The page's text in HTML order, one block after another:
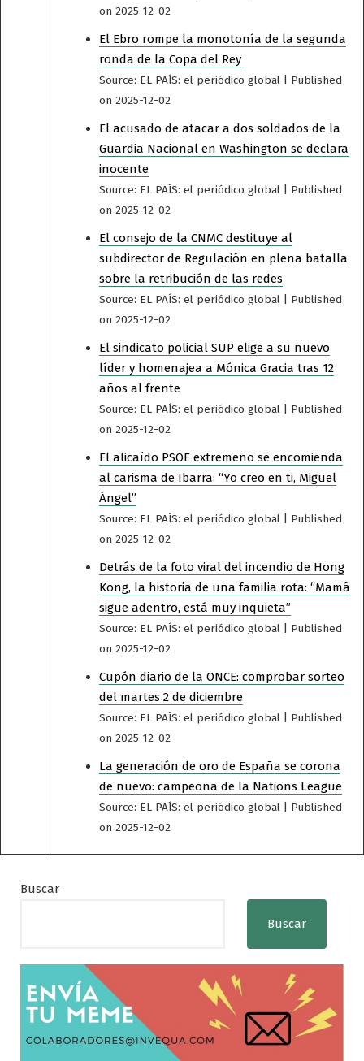
on 2025-12-02
El Ebro rompe la monotonía de la segunda
ronda de la Copa del Rey
Source: EL PAÍS: el periódico global
Published
on 2025-12-02
El acusado de atacar a dos soldados de la
Guardia Nacional en Washington se declara
inocente
Source: EL PAÍS: el periódico global
Published
on 2025-12-02
El consejo de la CNMC destituye al
subdirector de Regulación en plena batalla
sobre la retribución de las redes
Source: EL PAÍS: el periódico global
Published
on 2025-12-02
El sindicato policial SUP elige a su nuevo
líder y homenajea a Mónica Gracia tras 12
años al frente
Source: EL PAÍS: el periódico global
Published
on 2025-12-02
El alicaído PSOE extremeño se encomienda
al carisma de Ibarra: “Yo creo en ti, Miguel
Ángel”
Source: EL PAÍS: el periódico global
Published
on 2025-12-02
Detrás de la foto viral del incendio de Hong
Kong, la historia de una familia rota: “Mamá
sigue adentro, está muy inquieta”
Source: EL PAÍS: el periódico global
Published
on 2025-12-02
Cupón diario de la ONCE: comprobar sorteo
del martes 2 de diciembre
Source: EL PAÍS: el periódico global
Published
on 2025-12-02
La generación de oro de España se corona
de nuevo: campeona de la Nations League
Source: EL PAÍS: el periódico global
Published
on 2025-12-02
Buscar
Buscar